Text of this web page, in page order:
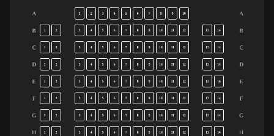
A
B
C
D
E
F
G
H
A
B
C
D
E
F
G
H
1 2 3 4 5 6 7 8 9 10
1 2 3 4 5 6 7 8 9 10 11 12 13 14
1 2 3 4 5 6 7 8 9 10 11 12 13 14
1 2 3 4 5 6 7 8 9 10 11 12 13 14
1 2 3 4 5 6 7 8 9 10 11 12 13 14
2 3 4 5 6 7 8 9 10 12 13 14
1 2 3 4 5 6 7 8 9 10 11 12 13 14
1 2 3 4 5 6 7 8 9 10 11 12 13 14